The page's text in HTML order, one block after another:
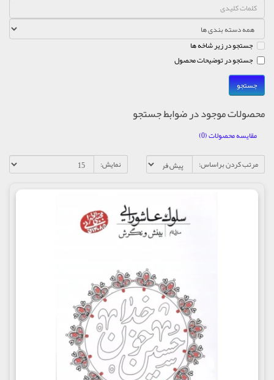
جستجو در زیر شاخه ها
جستجو در توضیحات محصول
محصولات موجود در ضوابط جستجو
مقایسه محصولات (0)
مرتب کردن براساس:
نمایش: